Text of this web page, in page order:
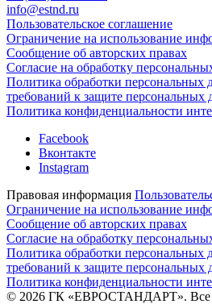
info@estnd.ru
Пользовательское соглашение
Ограничение на использование
Сообщение об авторских правах
Согласие на обработку
Политика обработки персональных
требований к защите персональных
Политика конфиденциальности
Facebook
Вконтакте
Instagram
Правовая информация
Ограничение на использование
Сообщение об авторских правах
Согласие на обработку
Политика обработки персональных
требований к защите персональных
Политика конфиденциальности
© 2026 ГК «ЕВРОСТАНДАРТ». Все